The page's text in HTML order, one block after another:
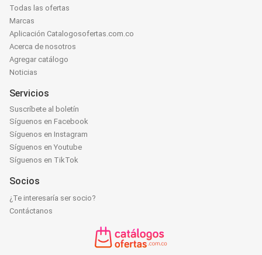
Todas las ofertas
Marcas
Aplicación Catalogosofertas.com.co
Acerca de nosotros
Agregar catálogo
Noticias
Servicios
Suscríbete al boletín
Síguenos en Facebook
Síguenos en Instagram
Síguenos en Youtube
Síguenos en TikTok
Socios
¿Te interesaría ser socio?
Contáctanos